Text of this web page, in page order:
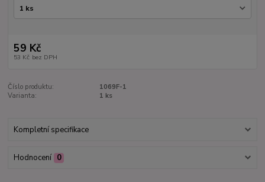
59 Kč
53 Kč bez DPH
Číslo produktu:
1069F-1
Varianta:
1 ks
Kompletní specifikace
Hodnocení 0